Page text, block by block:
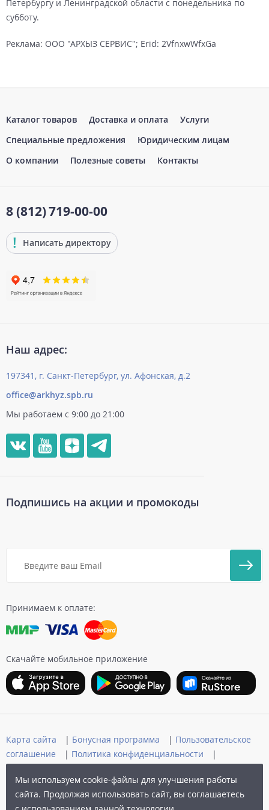
Петербургу и Ленинградской области с понедельника по
субботу.
Реклама: ООО "АРХЫЗ СЕРВИС"; Erid: 2VfnxwWfxGa
Каталог товаров Доставка и оплата
Услуги
Специальные предложения
Юридическим лицам
О компании
Полезные советы Контакты
8 (812)719-00-00
Написать директору
Наш адрес:
197341, г. Санкт-Петербург, ул. Афонская, д.2
office@arkhyz.spb.ru
Мы работаем с 9:00 до 21:00
Принимаем к оплате:
Скачайте мобильное приложение
Подпишись на акции и промокоды
© 2006-2026 Архыз Сервис
Карта сайта | Бонусная программа | Пользовательское
соглашение
| Политика конфиденциальности
|
Публичная оферта
Мы используем cookie-файлы для улучшения работы
сайта. Продолжая использовать сайт, вы соглашаетесь